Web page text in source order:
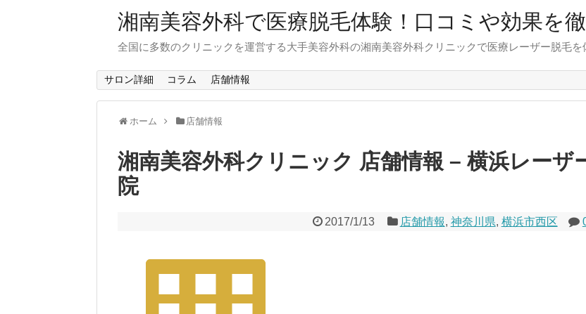
湘南美容外科で医療脱毛体験！口コミや効果を
全国に多数のクリニックを運営する大手美容外科の湘南美容外科クリニックで医療レーザー脱毛を
サロン詳細 コラム 店舗情報
ホーム 店舗情報
湘南美容外科クリニック 店舗情報 – 横浜レーザ
院
2017/1/13 店舗情報, 神奈川県, 横浜市西区